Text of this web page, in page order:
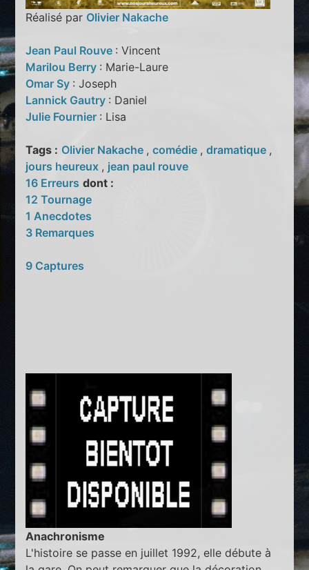
Réalisé par Olivier Nakache
Jean Paul Rouve : Vincent
Marilou Berry : Marie-Laure
Omar Sy : Joseph
Lannick Gautry : Daniel
Julie Fournier : Lisa
Tags : Olivier Nakache ,comédie ,dramatique ,
jours heureux , jean paul rouve
16 Erreurs dont :
12 Tournage
1 Anecdotes
3 Remarques
9 Captures
Anachronisme
L'histoire se passe en juillet 1992, elle débute à